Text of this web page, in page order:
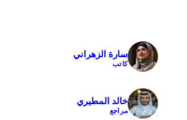
سارة الزهراني
كاتب
خالد المطيري
مراجع